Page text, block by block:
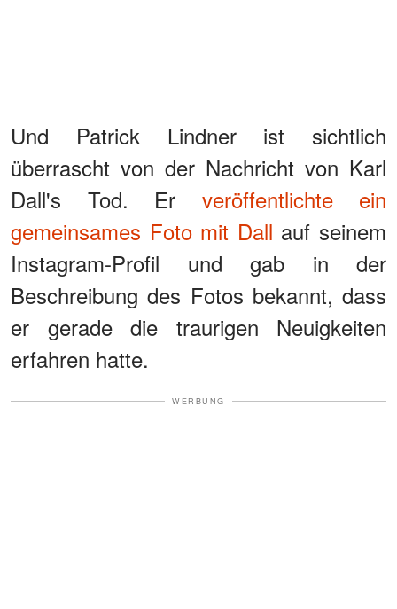
Und Patrick Lindner ist sichtlich
überrascht von der Nachricht von Karl
Dall's Tod. Er veröffentlichte ein
gemeinsames Foto mit Dall auf seinem
Instagram-Profil und gab in der
Beschreibung des Fotos bekannt, dass
er gerade die traurigen Neuigkeiten
erfahren hatte.
WERBUNG